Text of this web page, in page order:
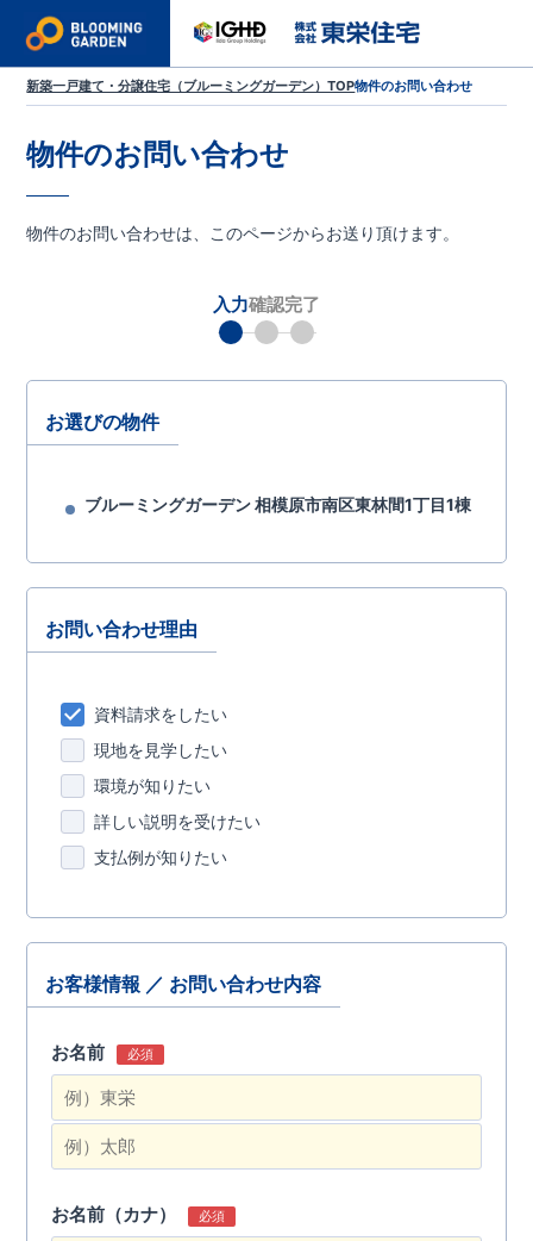
新築一戸建て・分譲住宅（ブルーミングガーデン）TOP物件のお問い合わせ
物件のお問い合わせ
物件のお問い合わせは、このページからお送り頂けます。
お選びの物件
ブルーミングガーデン 相模原市南区東林間1丁目1棟
お問い合わせ理由
資料請求をしたい
現地を見学したい
環境が知りたい
詳しい説明を受けたい
支払例が知りたい
お客様情報 ／ お問い合わせ内容
お名前 必須
お名前（カナ） 必須
入力確認完了